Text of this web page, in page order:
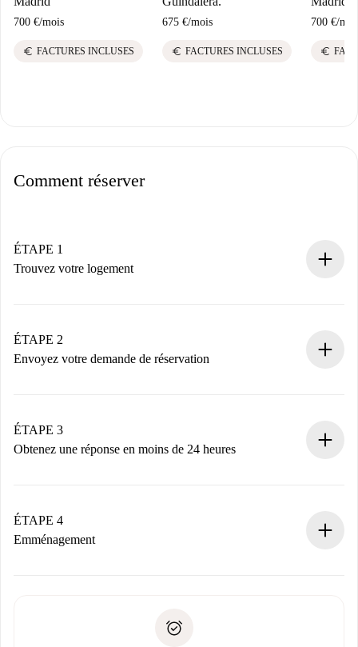
700 €/mois
euro FACTURES INCLUSES
675 €/mois
euro FACTURES INCLUSES
700 €/
euro
Comment réserver
ÉTAPE 1
Trouvez votre logement
Vous disposez à l’avance de toutes les informations
nécessaires.
ÉTAPE 2
Envoyez votre demande de réservation
Nous ne vous facturerons rien tant que le propriétaire
n’aura pas accepté.
ÉTAPE 3
Obtenez une réponse en moins de 24 heures
contact avec le propriétaire.
Si refusé : aucun prélèvement et nous vous proposerons
Justificatif de solvabilité
ÉTAPE 4
Emménagement
uniquement si aucun problème n'est signalé.